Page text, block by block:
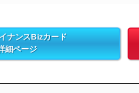
ナンスBizカード
細ページ